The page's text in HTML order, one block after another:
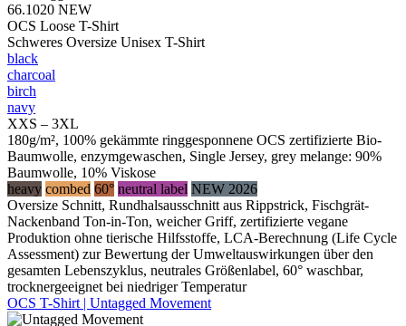
66.1020 NEW
OCS Loose T-Shirt
Schweres Oversize Unisex T-Shirt
black
charcoal
birch
navy
XXS – 3XL
180g/m², 100% gekämmte ringgesponnene OCS zertifizierte Bio-
Baumwolle, enzymgewaschen, Single Jersey, grey melange: 90%
Baumwolle, 10% Viskose
heavy combed 60° neutral label NEW 2026
Oversize Schnitt, Rundhalsausschnitt aus Rippstrick, Fischgrät-
Nackenband Ton-in-Ton, weicher Griff, zertifizierte vegane
Produktion ohne tierische Hilfsstoffe, LCA-Berechnung (Life Cycle
Assessment) zur Bewertung der Umweltauswirkungen über den
gesamten Lebenszyklus, neutrales Größenlabel, 60° waschbar,
trocknergeeignet bei niedriger Temperatur
OCS T-Shirt | Untagged Movement